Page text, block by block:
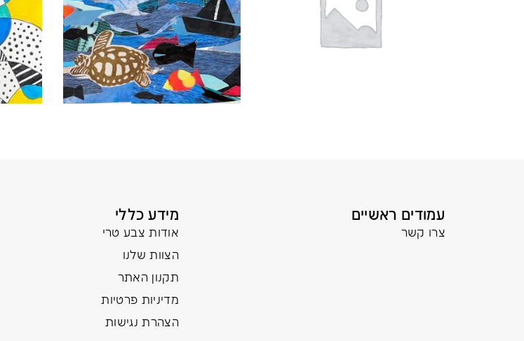
עמודים ראשיים
צרו קשר
מידע כללי
אודות צבע טרי
הצוות שלנו
תקנון האתר
מדיניות פרטיות
הצהרת נגישות